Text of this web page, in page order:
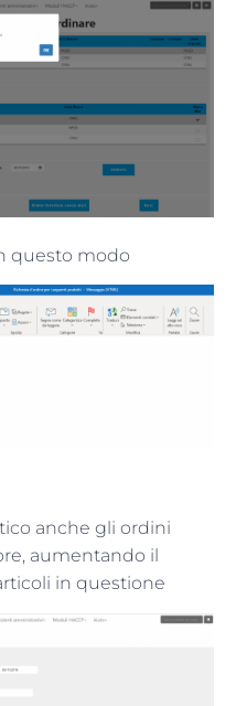
questo modo
anche gli ordini
aumentando il
in questione